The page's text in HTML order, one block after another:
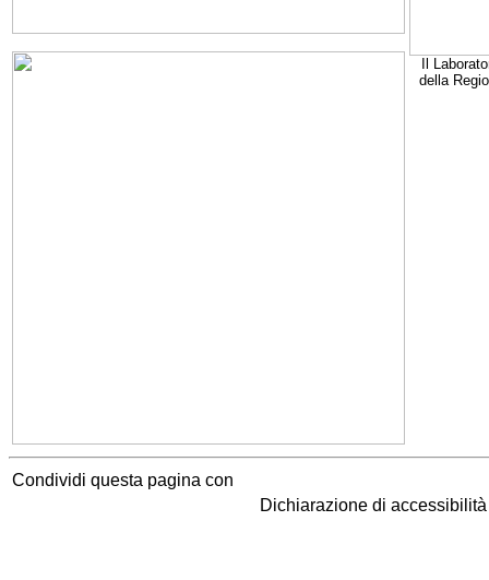
Il
della
Condividi questa pagina con
Dichiarazione di